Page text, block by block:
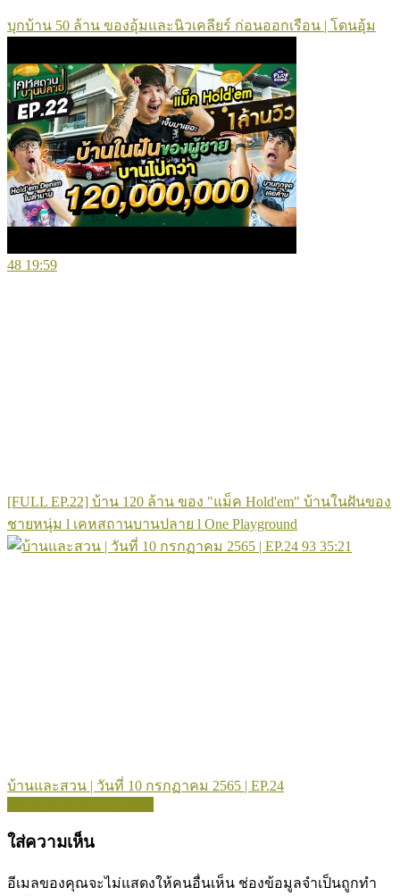
บุกบ้าน 50 ล้าน ของอุ้มและนิวเคลียร์ ก่อนออกเรือน | โดนอุ้ม
48 19:59
[FULL EP.22] บ้าน 120 ล้าน ของ "แม็ค Hold'em" บ้านในฝันของ
ชายหนุ่ม l เคหสถานบานปลาย l One Playground
93 35:21
บ้านและสวน | วันที่ 10 กรกฏาคม 2565 | EP.24
ใส่ความเห็น
อีเมลของคุณจะไม่แสดงให้คนอื่นเห็น ช่องข้อมูลจำเป็นถูกทำ